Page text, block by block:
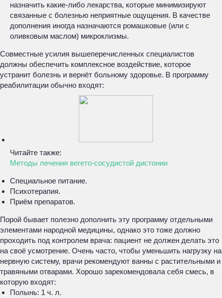
назначить какие-либо лекарства, которые минимизируют
связанные с болезнью неприятные ощущения. В качестве
дополнения иногда назначаются ромашковые (или с
оливковым маслом) микроклизмы.
Совместные усилия вышеперечисленных специалистов
должны обеспечить комплексное воздействие, которое
устранит болезнь и вернёт больному здоровье. В программу
реабилитации обычно входят:
Читайте также:
Методы лечения вегето-сосудистой дистонии
Специальное питание.
Психотерапия.
Приём препаратов.
Порой бывает полезно дополнить эту программу отдельными
элементами народной медицины, однако это тоже должно
проходить под контролем врача: пациент не должен делать это
на своё усмотрение. Очень часто, чтобы уменьшить нагрузку на
нервную систему, врачи рекомендуют ванны с растительными и
травяными отварами. Хорошо зарекомендовала себя смесь, в
которую входят:
Полынь: 1 ч. л.